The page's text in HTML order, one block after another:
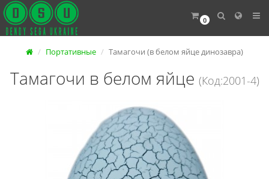
0
Портативные Тамагочи (в белом яйце динозавра)
Тамагочи в белом яйце (Код:2001-4)